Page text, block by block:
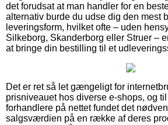
det forudsat at man handler for en
alternativ burde du udse dig den mest
leveringsform, hvilket ofte – uden
Silkeborg, Skanderborg eller Struer –
at bringe din bestilling til et
Det er ret så let gængeligt for
prisniveauet hos diverse e-shops, og
forhandlere på nettet fundet det
salgsværdien på en række af deres